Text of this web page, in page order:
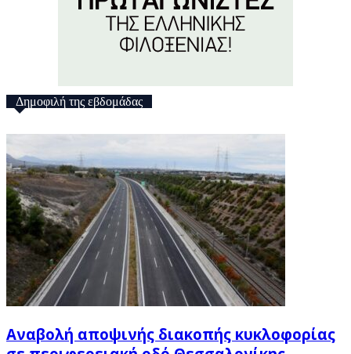
Δημοφιλή της εβδομάδας
Αναβολή αποψινής διακοπής κυκλοφορίας